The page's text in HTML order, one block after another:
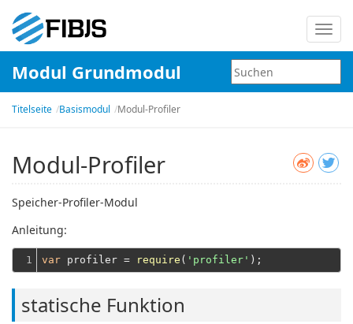
Modul Grundmodul
Titelseite Basismodul Modul-Profiler
Modul-Profiler
Speicher-Profiler-Modul
Anleitung:
1 var profiler = require ( 'profiler'
statische Funktion